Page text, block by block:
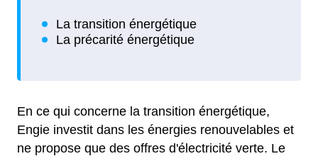
En ce qui concerne la transition énergétique,
Engie investit dans les énergies renouvelables et
ne propose que des offres d'électricité verte. Le